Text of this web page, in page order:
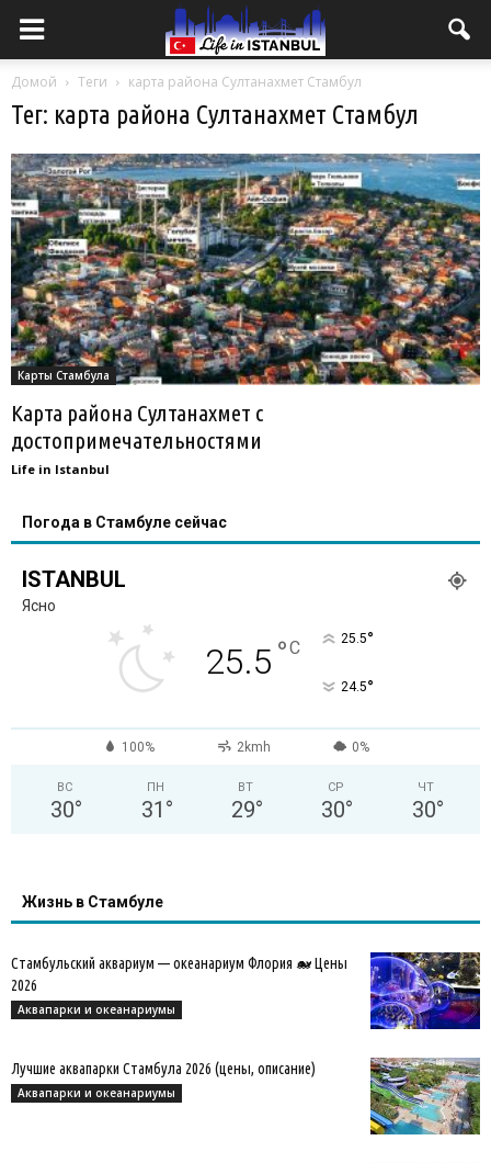
Домой Теги карта района Султанахмет Стамбул
Тег: карта района Султанахмет Стамбул
Карты Стамбула
Карта района Султанахмет с
достопримечательностями
Life in Istanbul
Погода в Стамбуле сейчас
ISTANBUL
Ясно
25.5 °C 25.5°
24.5°
100% 2kmh 0%
ВС
30°
ПН
31 °
ВТ
29°
СР
30°
ЧТ
30°
Жизнь в Стамбуле
Стамбульский аквариум — океанариум Флория 🐋 Цены
2026
Аквапарки и океанариумы
Лучшие аквапарки Стамбула 2026 (цены, описание)
Аквапарки и океанариумы